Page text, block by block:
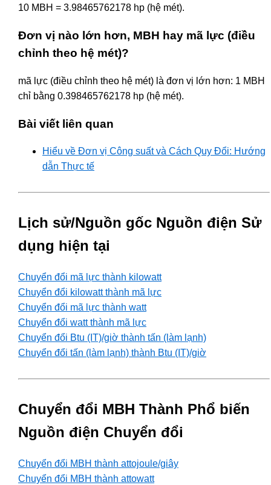
10 MBH = 3.98465762178 hp (hệ mét).
Đơn vị nào lớn hơn, MBH hay mã lực (điều
chỉnh theo hệ mét)?
mã lực (điều chỉnh theo hệ mét) là đơn vị lớn hơn: 1 MBH
chỉ bằng 0.398465762178 hp (hệ mét).
Bài viết liên quan
Hiểu về Đơn vị Công suất và Cách Quy Đổi: Hướng
dẫn Thực tế
Lịch sử/Nguồn gốc Nguồn điện Sử
dụng hiện tại
Chuyển đổi mã lực thành kilowatt
Chuyển đổi kilowatt thành mã lực
Chuyển đổi mã lực thành watt
Chuyển đổi watt thành mã lực
Chuyển đổi Btu (IT)/giờ thành tấn (làm lạnh)
Chuyển đổi tấn (làm lạnh) thành Btu (IT)/giờ
Chuyển đổi MBH Thành Phổ biến
Nguồn điện Chuyển đổi
Chuyển đổi MBH thành attojoule/giây
Chuyển đổi MBH thành attowatt